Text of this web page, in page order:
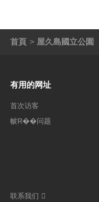
首頁 屋久島國立公園
有用的网址
首次访客
帔R��问题
联系我们